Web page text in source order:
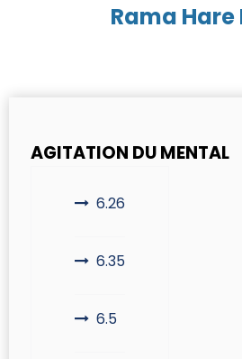
Rama Hare
AGITATION DU MENTAL
6.26
6.35
6.5